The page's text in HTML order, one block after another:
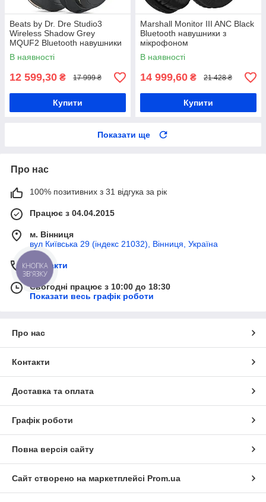
Beats by Dr. Dre Studio3
Wireless Shadow Grey
MQUF2 Bluetooth навушники
з мікрофоном
В наявності
12 599,30 ₴ 17 999 ₴
Купити
Marshall Monitor III ANC Black
Bluetooth навушники з
мікрофоном
В наявності
14 999,60 ₴ 21 428 ₴
Купити
Показати ще
Про нас
100% позитивних з 31 відгука за рік
Працює з 04.04.2015
м. Вінниця
вул Київська 29 (індекс 21032), Вінниця, Україна
Контакти
Сьогодні працює з 10:00 до 18:30
Показати весь графік роботи
Про нас
Контакти
Доставка та оплата
Графік роботи
Повна версія сайту
Сайт створено на маркетплейсі Prom.ua
КНОПКА
ЗВ'ЯЗКУ